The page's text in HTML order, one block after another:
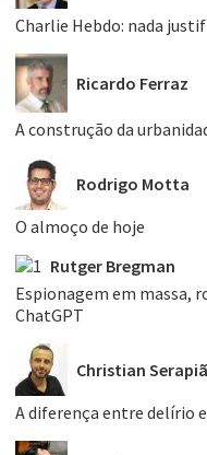
Charlie Hebdo: nada
Ricardo Ferraz
A construção da
Rodrigo Motta
O almoço de hoje
Rutger Bregman
Espionagem em massa,
ChatGPT
Christian
A diferença entre delírio